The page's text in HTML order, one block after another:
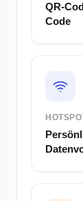
QR-
Code